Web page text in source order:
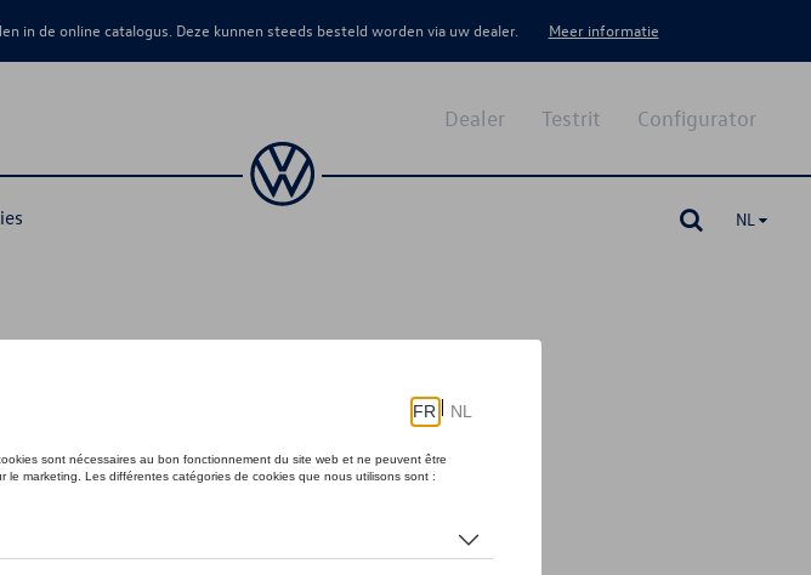
in de online catalogus. Deze kunnen steeds besteld worden via uw dealer. Meer informatie
Configurator
Testrit
Dealer
NL
alleen voor voertuigen met
€ 445,00